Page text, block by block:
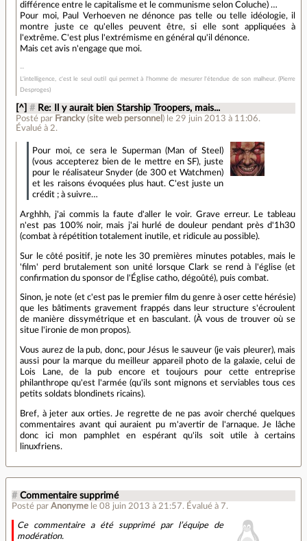
différence entre le capitalisme et le communisme selon Coluche) …
Pour moi, Paul Verhoeven ne dénonce pas telle ou telle idéologie, il
montre juste ce qu'elles peuvent être, si elle sont appliquées à
l'extrême. C'est plus l'extrémisme en général qu'il dénonce.
Mais cet avis n'engage que moi.
L'intelligence, c'est le seul outil qui permet à l'homme de mesurer l'étendue de son malheur. (Pierre
Desproges)
[^] # Re: Il y aurait bien Starship Troopers, mais...
Posté par Francky (site web personnel ) le 29 juin 2013 à 11:06.
Évalué à 2.
Pour moi, ce sera le Superman (Man of Steel)
(vous accepterez bien de le mettre en SF), juste
pour le réalisateur Snyder (de 300 et Watchmen)
et les raisons évoquées plus haut. C'est juste un
crédit ; à suivre…
Arghhh, j'ai commis la faute d'aller le voir. Grave erreur. Le tableau
n'est pas 100% noir, mais j'ai hurlé de douleur pendant près d'1h30
(combat à répétition totalement inutile, et ridicule au possible).
Sur le côté positif, je note les 30 premières minutes potables, mais le
'film' perd brutalement son unité lorsque Clark se rend à l'église (et
confirmation du sponsor de l'Église catho, dégoûté), puis combat.
Sinon, je note (et c'est pas le premier film du genre à oser cette hérésie)
que les bâtiments gravement frappés dans leur structure s'écroulent
de manière dissymétrique et en basculant. (À vous de trouver où se
situe l'ironie de mon propos).
Vous aurez de la pub, donc, pour Jésus le sauveur (je vais pleurer), mais
aussi pour la marque du meilleur appareil photo de la galaxie, celui de
Lois Lane, de la pub encore et toujours pour cette entreprise
philanthrope qu'est l'armée (qu'ils sont mignons et serviables tous ces
petits soldats blondinets ricains).
Bref, à jeter aux orties. Je regrette de ne pas avoir cherché quelques
commentaires avant qui auraient pu m'avertir de l'arnaque. Je lâche
donc ici mon pamphlet en espérant qu'ils soit utile à certains
linuxfriens.
# Commentaire supprimé
Posté par Anonyme le 08 juin 2013 à 21:57. Évalué à 7.
Ce commentaire a été supprimé par l’équipe de
modération.